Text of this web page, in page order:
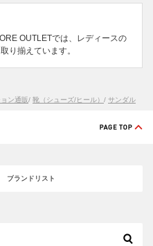
OUTLETでは、レディースの
り揃えています。
ン通販/ 靴（シューズ/ヒール） / サンダル
ブランドリスト